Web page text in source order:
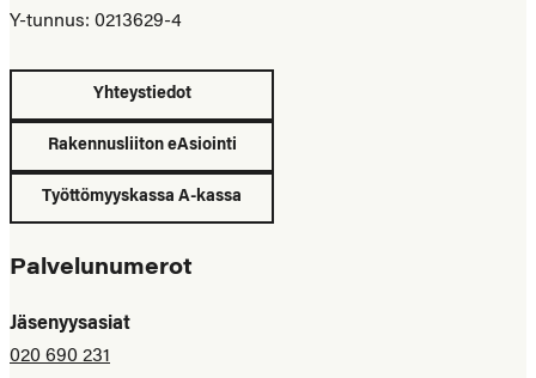
Y-tunnus: 0213629-4
Yhteystiedot
Rakennusliiton eAsiointi
Työttömyyskassa A-kassa
Palvelunumerot
Jäsenyysasiat
020 690 231